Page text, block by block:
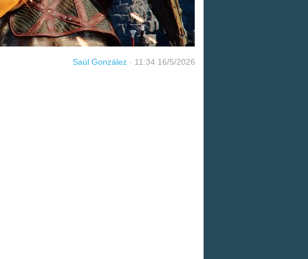
Saúl González · 11:34 16/5/2026